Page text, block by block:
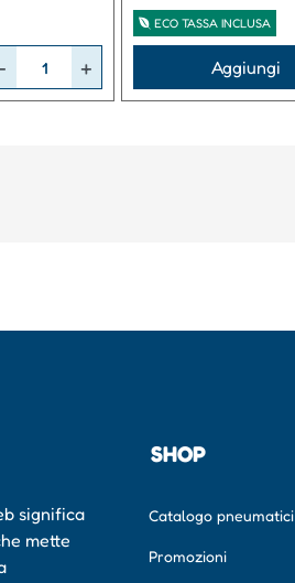
ECO TASSA INCLUSA
Aggiungi
significa
mette
SHOP
Catalogo pneumatici
Promozioni